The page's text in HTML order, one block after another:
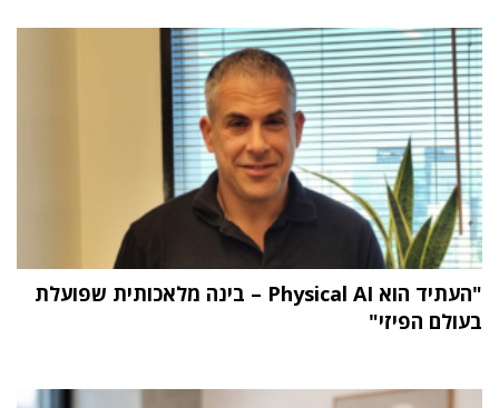
"העתיד הוא Physical AI – בינה מלאכותית שפועלת
בעולם הפיזי"